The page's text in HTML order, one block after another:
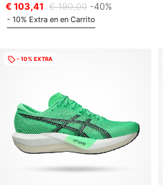
€ 103,41 € 190,00 -40%
- 10% Extra en en Carrito
- 10% EXTRA